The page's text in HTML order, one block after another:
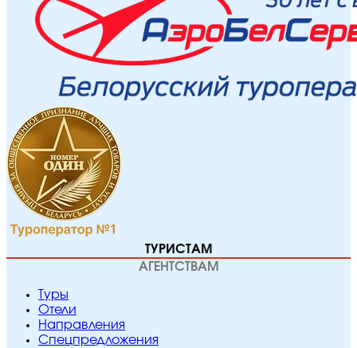
ТУРИСТАМ
АГЕНТСТВАМ
Туры
Отели
Направления
Спецпредложения